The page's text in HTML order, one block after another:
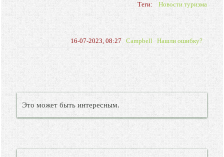
Теги: Новости туризма
16-07-2023, 08:27 Campbell Нашли ошибку?
Это может быть интересным.